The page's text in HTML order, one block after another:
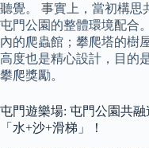
聽覺。 事實上，當初構思
屯門公園的整體環境配合
內的爬蟲館；攀爬塔的樹
高度也是精心設計，目的
攀爬獎勵。
屯門遊樂場: 屯門公園共
「水+沙+滑梯」！